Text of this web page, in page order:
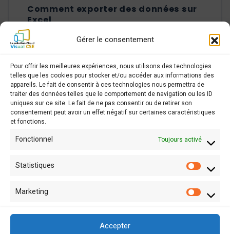
Gérer le consentement
Pour offrir les meilleures expériences, nous utilisons des technologies
telles que les cookies pour stocker et/ou accéder aux informations des
appareils. Le fait de consentir à ces technologies nous permettra de
traiter des données telles que le comportement de navigation ou les ID
uniques sur ce site. Le fait de ne pas consentir ou de retirer son
consentement peut avoir un effet négatif sur certaines caractéristiques
et fonctions.
Fonctionnel Toujours activé
Statistiques
Marketing
Accepter
Comment exporter des données sur
Excel
LIRE LA SUITE COMMENT EXPORTER DES DONNÉES SUR
Termes et Confidentialités
Visual CE